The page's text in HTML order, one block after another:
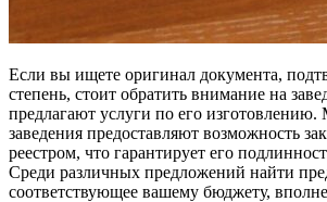
Если вы ищете оригинал документа,
степень, стоит обратить внимание на
предлагают услуги по его
заведения предоставляют возможность
реестром, что гарантирует его
Среди различных предложений найти
соответствующее вашему бюджету,